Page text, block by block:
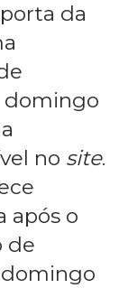
da
domingo
no site.
após o
de
domingo